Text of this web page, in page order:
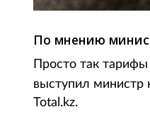
По мнению
Просто так
выступил министр
Total.kz.